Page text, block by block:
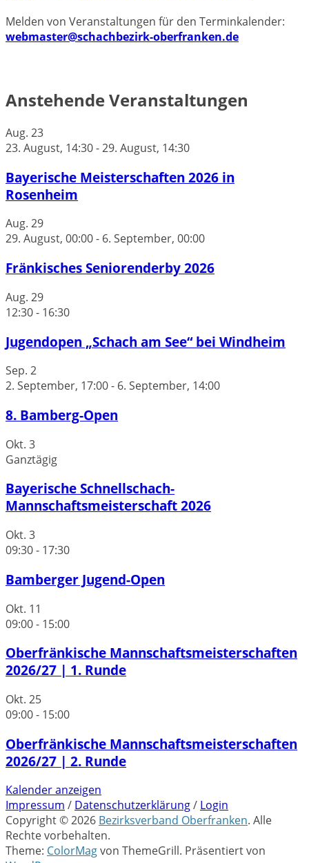
Melden von Veranstaltungen für den Terminkalender:
webmaster@schachbezirk-oberfranken.de
Anstehende Veranstaltungen
Aug. 23
23. August, 14:30-29. August, 14:30
Bayerische Meisterschaften 2026 in
Rosenheim
Aug. 29
29. August, 00:00- 6. September, 00:00
Fränkisches Seniorenderby 2026
Aug. 29
12:30- 16:30
Jugendopen „Schach am See“ bei Windheim
Sep. 2
2. September, 17:00- 6. September, 14:00
8. Bamberg-Open
Okt. 3
Ganztägig
Bayerische Schnellschach-
Mannschaftsmeisterschaft 2026
Okt. 3
09:30- 17:30
Bamberger Jugend-Open
Okt. 11
09:00- 15:00
Oberfränkische Mannschaftsmeisterschaften
2026/27 | 1. Runde
Okt. 25
09:00- 15:00
Oberfränkische Mannschaftsmeisterschaften
2026/27 | 2. Runde
Kalender anzeigen
Impressum / Datenschutzerklärung/ Login
Copyright © 2026 Bezirksverband Oberfranken. Alle
Rechte vorbehalten.
Theme: ColorMagvon ThemeGrill. Präsentiert von